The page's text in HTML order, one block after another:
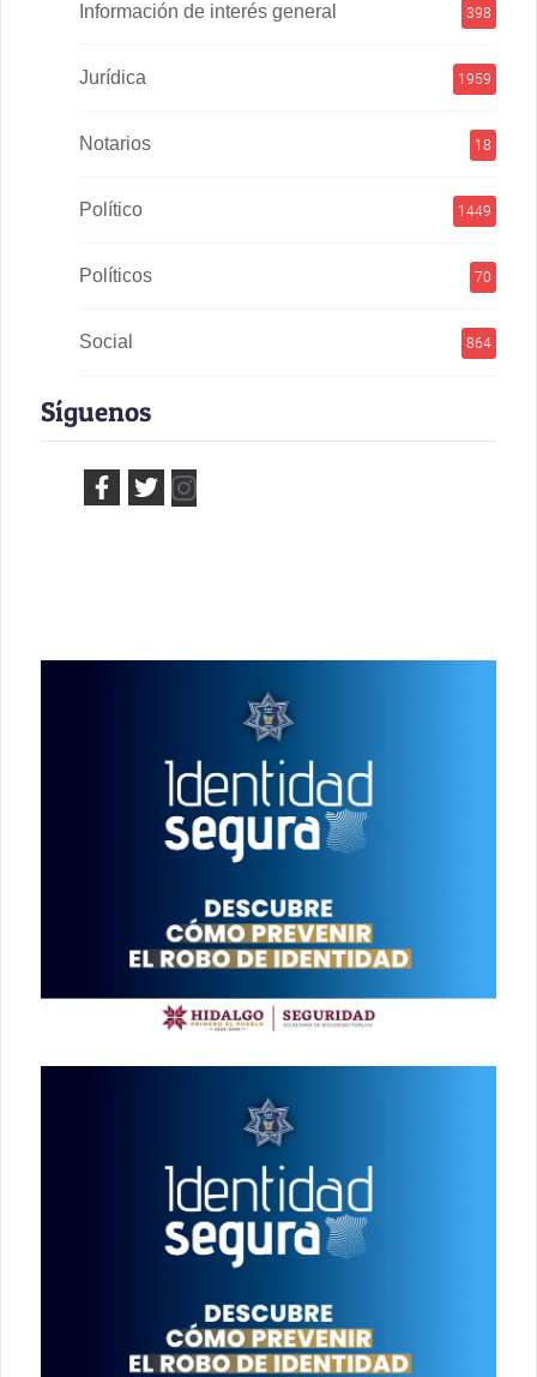
Información de interés general 398
Jurídica 1959
Notarios 18
Político 1449
Políticos 70
Social 864
Síguenos